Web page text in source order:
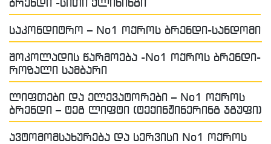
ბრენდი -სითი ქლინინგი
საკონდიტრო – No1 ოქროს ბრენდი-სანდომი
შოკოლადის წარმოება -No1 ოქროს ბრენდი-
როზალი სამბარი
ლიფთები და ელევატორები – No1 ოქროს
ბრენდი – ტეგ ლიფტი (ტექინჟინერინგ ჯგუფი)
ავტომომსახურება და სერვისი No1 ოქროს